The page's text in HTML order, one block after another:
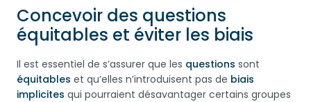
Concevoir des questions
équitables et éviter les biais
Il est essentiel de s’assurer que les questions sont
équitables et qu’elles n’introduisent pas de biais
implicites qui pourraient désavantager certains groupes